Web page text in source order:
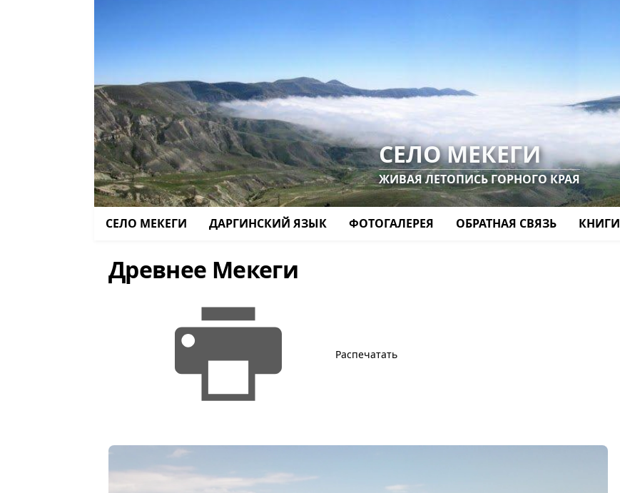
СЕЛО МЕКЕГИ
ЖИВАЯ ЛЕТОПИСЬ ГОРНОГО КРАЯ
СЕЛО МЕКЕГИ ДАРГИНСКИЙ ЯЗЫК ФОТОГАЛЕРЕЯ ОБРАТНАЯ СВЯЗЬ КНИГИ
Древнее Мекеги
Распечатать